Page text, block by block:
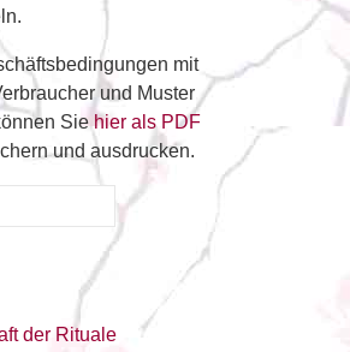
mit
und Muster
Siehier als PDF
und ausdrucken.
der Rituale